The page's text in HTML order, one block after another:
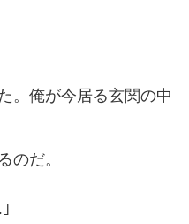
。俺が今居る玄関の中
のだ。